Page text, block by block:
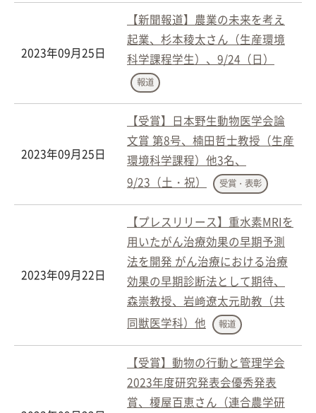
2023年09月25日
【新聞報道】農業の未来を考え
起業、杉本稜太さん（生産環境
科学課程学生）、9/24（日）
報道
2023年09月25日
【受賞】日本野生動物医学会論
文賞 第8号、楠田哲士教授（生産
環境科学課程）他3名、
9/23（土・祝）
受賞・表彰
2023年09月22日
【プレスリリース】重水素MRIを
用いたがん治療効果の早期予測
法を開発 がん治療における治療
効果の早期診断法として期待、
森崇教授、岩﨑遼太元助教（共
同獣医学科）他
報道
【受賞】動物の行動と管理学会
2023年度研究発表会優秀発表
賞、榎屋百恵さん（連合農学研